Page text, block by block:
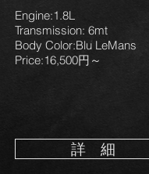
Engine:1.8L
Transmission: 6mt
Body Color:Blu LeMans
Price:16,500円～
詳 細